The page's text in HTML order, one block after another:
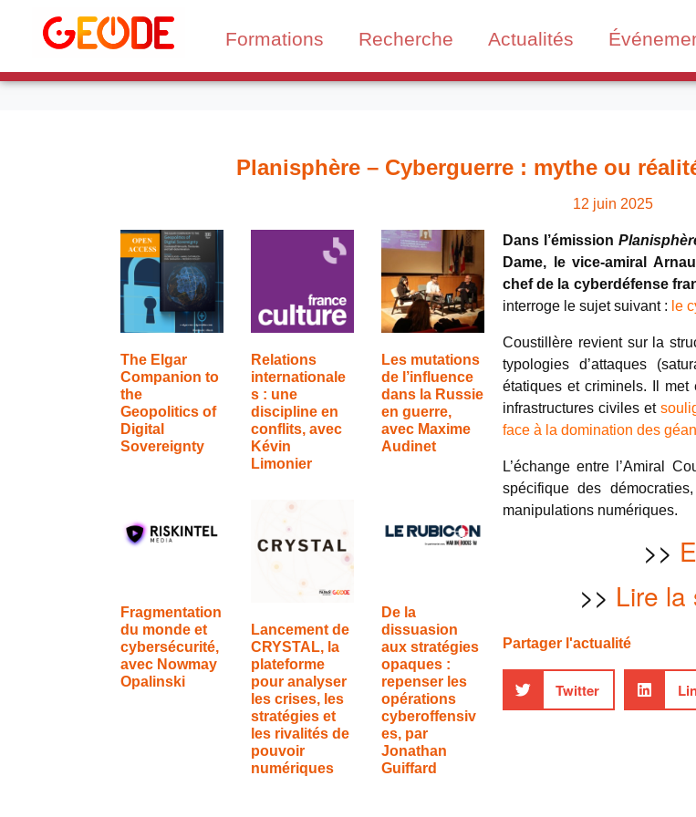
Formations Recherche Actualités
Planisphère – Cyberguerre : mythe ou
12 juin 2025
The Elgar
Companion to
the
Geopolitics of
Digital
Sovereignty
Fragmentation
du monde et
cybersécurité,
avec Nowmay
Opalinski
Relations
internationale
s : une
discipline en
conflits, avec
Kévin
Limonier
Lancement de
CRYSTAL, la
plateforme
pour analyser
les crises, les
stratégies et
les rivalités de
pouvoir
numériques
Les mutations
de l’influence
dans la Russie
en guerre,
avec Maxime
Audinet
De la
dissuasion
aux stratégies
opaques :
repenser les
opérations
cyberoffensiv
es, par
Jonathan
Guiffard
Dans l’émission
Dame, le vice-amiral
chef de la cyberdéfense
interroge le sujet suivant : le
Coustillère revient sur la
typologies d’attaques
étatiques et criminels. Il
infrastructures civiles et
face à la domination des
L’échange entre l’Amiral
spécifique des
manipulations numériques.
>>
>> Lire la
Partager l'actualité
Twitter